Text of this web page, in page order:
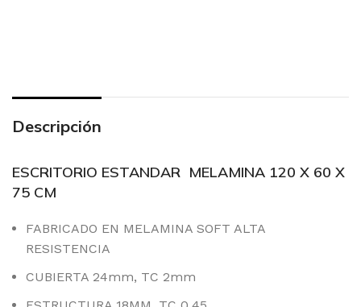
Descripción
ESCRITORIO ESTANDAR MELAMINA 120 X 60 X
75 CM
FABRICADO EN MELAMINA SOFT ALTA
RESISTENCIA
CUBIERTA 24mm, TC 2mm